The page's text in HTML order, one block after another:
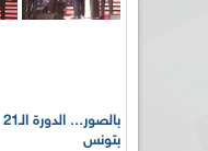
بتونس